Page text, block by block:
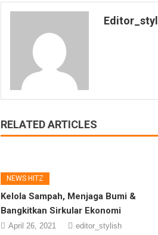
RELATED ARTICLES
NEWS HITZ
Kelola Sampah, Menjaga Bumi &
Bangkitkan Sirkular Ekonomi
April 26, 2021 editor_stylish